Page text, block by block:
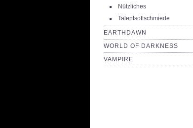
Nützliches
Talentsoftschmiede
EARTHDAWN
WORLD OF DARKNESS
VAMPIRE